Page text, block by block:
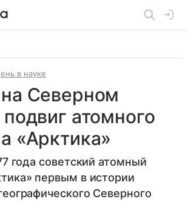
в науке
Северном
атомного
«Арктика»
года советский атомный
первым в истории
Северного